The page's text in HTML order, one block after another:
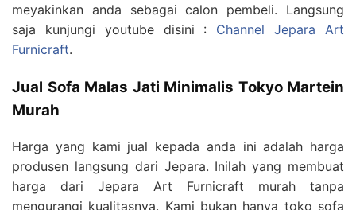
meyakinkan anda sebagai calon pembeli. Langsung
saja kunjungi youtube disini : Channel Jepara Art
Furnicraft.
Jual Sofa Malas Jati Minimalis Tokyo Martein
Murah
Harga yang kami jual kepada anda ini adalah harga
produsen langsung dari Jepara. Inilah yang membuat
harga dari Jepara Art Furnicraft murah tanpa
mengurangi kualitasnya. Kami bukan hanya toko sofa